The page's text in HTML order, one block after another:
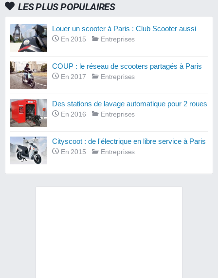
LES PLUS POPULAIRES
Louer un scooter à Paris : Club Scooter aussi
En 2015 Entreprises
COUP : le réseau de scooters partagés à Paris
En 2017 Entreprises
Des stations de lavage automatique pour 2 roues
En 2016 Entreprises
Cityscoot : de l'électrique en libre service à Paris
En 2015 Entreprises